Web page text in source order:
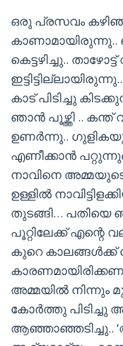
ഒരു പ്രസവം
കാണാമായിരുന്നു..
കെട്ടഴിച്ചു..
കാട് പിടിച്ചു
ഞാൻ പൂഴ്ത്തി ..
ഉണർന്നു..
എണീക്കാൻ
നാവിനെ
ഉള്ളിൽ
തുടങ്ങി… പതിയെ
പൂറ്റിലേക്ക് എന്റെ
കുറെ കാലങ്ങൾക്ക്
അമ്മയിൽ നിന്നും
കോർത്തു പിടിച്ചു
ആഞ്ഞാഞ്ഞടിച്ചു..